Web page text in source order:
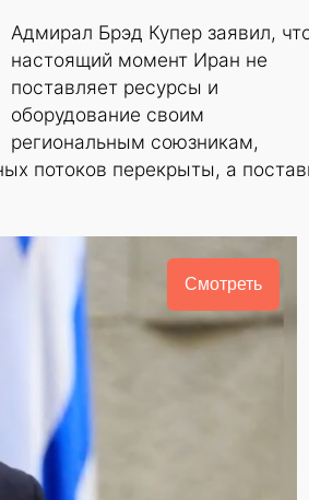
Адмирал Брэд Купер заявил,
настоящий момент Иран не
поставляет ресурсы и
оборудование своим
региональным союзникам,
потоков перекрыты, а
Смотреть